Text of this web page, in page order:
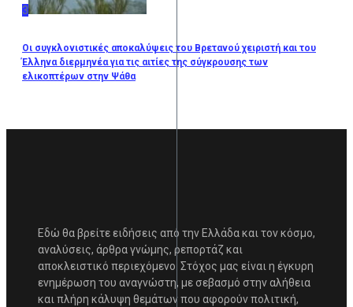
3
Οι συγκλονιστικές αποκαλύψεις του Βρετανού χειριστή και του
Έλληνα διερμηνέα για τις αιτίες της σύγκρουσης των
ελικοπτέρων στην Ψάθα
Εδώ θα βρείτε ειδήσεις από την Ελλάδα και τον κόσμο,
αναλύσεις, άρθρα γνώμης, ρεπορτάζ και
αποκλειστικό περιεχόμενο. Στόχος μας είναι η έγκυρη
ενημέρωση του αναγνώστη, με σεβασμό στην αλήθεια
και πλήρη κάλυψη θεμάτων που αφορούν πολιτική,